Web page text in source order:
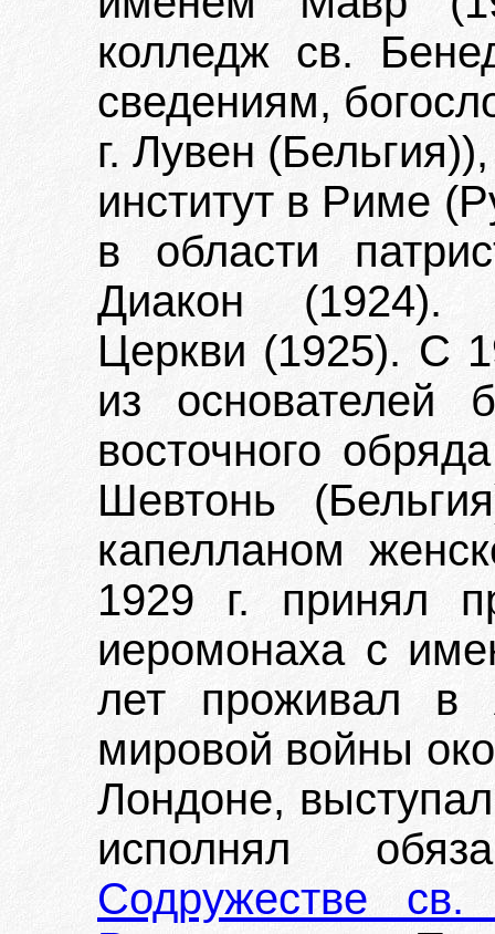
колледж св.
сведениям,
г. Лувен
институт в Риме
в области
Диакон (1924).
Церкви (1925). С
из основателей
восточного
Шевтонь
капелланом
1929 г. принял
иеромонаха с
лет проживал в
мировой войны
Лондоне,
исполнял
Содружестве